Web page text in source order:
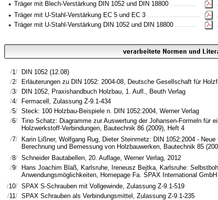
Träger mit Blech-Verstärkung DIN 1052 und DIN 18800 .............
Träger mit U-Stahl-Verstärkung EC 5 und EC 3 ...........................
Träger mit U-Stahl-Verstärkung DIN 1052 und DIN 18800 ...........
/1/
DIN 1052 (12.08)
/2/
Erläuterungen zu DIN 1052: 2004-08, Deutsche Gesellschaft für
/3/
DIN 1052, Praxishandbuch Holzbau, 1. Aufl., Beuth Verlag
/4/
Fermacell, Zulassung Z-9.1-434
/5/ Steck: 100 Holzbau-Beispiele n. DIN 1052:2004, Werner Verlag
/6/ Tino Schatz: Diagramme zur Auswertung der Johansen-Formeln für
Holzwerkstoff-Verbindungen, Bautechnik 86 (2009), Heft 4
/7/
Karin Lißner, Wolfgang Rug, Dieter Steinmetz: DIN 1052:2004 -
Berechnung und Bemessung von Holzbauwerken, Bautechnik 85
/8/ Schneider Bautabellen, 20. Auflage, Werner Verlag, 2012
/9/
Hans Joachim Blaß, Karlsruhe, Ireneusz Bejtka, Karlsruhe:
Anwendungsmöglichkeiten, Homepage Fa. SPAX International
/10/ SPAX S-Schrauben mit Vollgewinde, Zulassung Z-9.1-519
/11/ SPAX Schrauben als Verbindungsmittel, Zulassung Z-9.1-235